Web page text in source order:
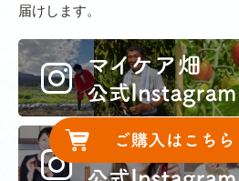
届けします。